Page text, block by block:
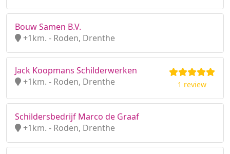
Bouw Samen B.V.
+1km. - Roden, Drenthe
Jack Koopmans Schilderwerken
+1km. - Roden, Drenthe
1 review
Schildersbedrijf Marco de Graaf
+1km. - Roden, Drenthe